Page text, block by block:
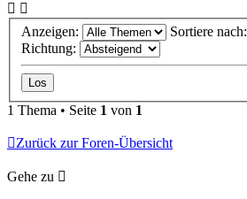
Anzeigen:
Sortiere nach:
Richtung:
1 Thema • Seite 1 von 1
Zurück zur Foren-Übersicht
Gehe zu